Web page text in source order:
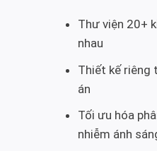
Thư viện 20+
nhau
Thiết kế riêng
án
Tối ưu hóa
nhiễm ánh